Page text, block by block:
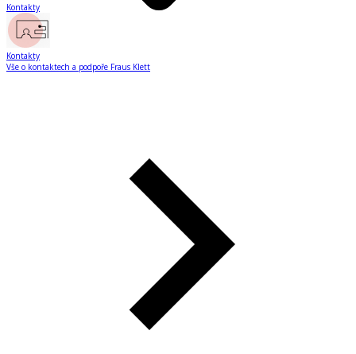
Kontakty
Kontakty
Vše o kontaktech a podpoře Fraus Klett